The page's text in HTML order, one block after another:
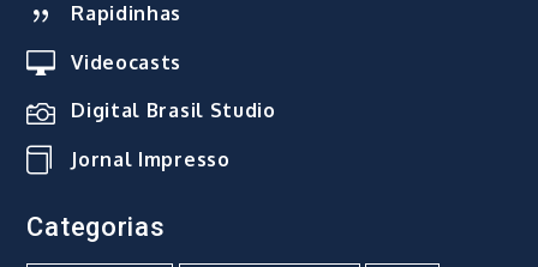
Rapidinhas
Videocasts
Digital Brasil Studio
Jornal Impresso
Categorias